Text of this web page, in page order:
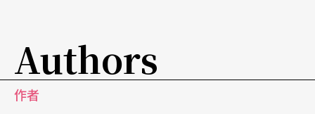
新力量正在跟「框架」走不一样的方向，读到了朱
铭、洪通、陈达、阮义忠，李昂……我认识了云门
舞集林怀民。
Authors
作者